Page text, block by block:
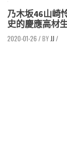
乃木坂46山崎
史的慶應高材
2020-01-26 / JJ /